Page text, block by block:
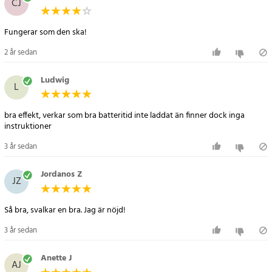
CJ
Fungerar som den ska!
2 år sedan
L Ludwig
bra effekt, verkar som bra batteritid inte laddat än finner dock inga
instruktioner
3 år sedan
JZ Jordanos Z
Så bra, svalkar en bra. Jag är nöjd!
3 år sedan
AJ Anette J